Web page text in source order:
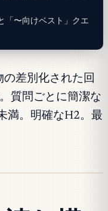
「〜向けベスト」クエ
差別化された回
質問ごとに簡潔な
満。明確なH2。最